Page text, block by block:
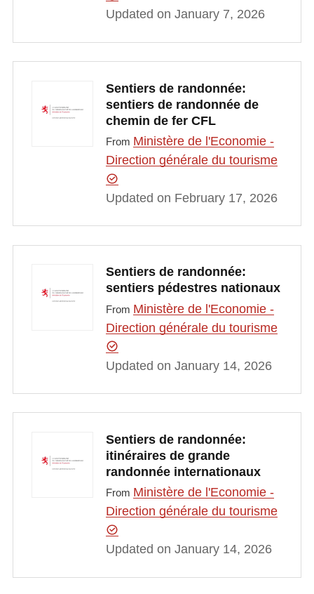
Updated on January 7, 2026
Sentiers de randonnée:
sentiers de randonnée de
chemin de fer CFL
From Ministère de l'Economie -
Direction générale du tourisme
Updated on February 17, 2026
Sentiers de randonnée:
sentiers pédestres nationaux
From Ministère de l'Economie -
Direction générale du tourisme
Updated on January 14, 2026
Sentiers de randonnée:
itinéraires de grande
randonnée internationaux
From Ministère de l'Economie -
Direction générale du tourisme
Updated on January 14, 2026